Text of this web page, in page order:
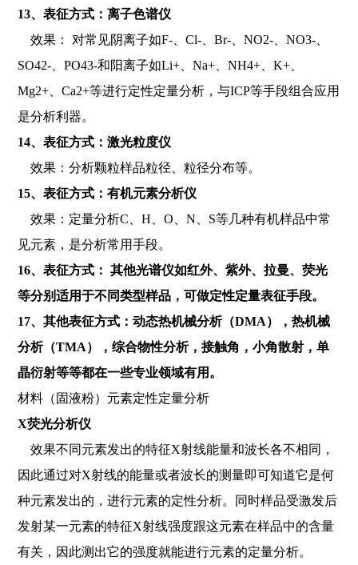
13、表征方式：离子色谱仪
效果： 对常见阴离子如F-、Cl-、Br-、NO2-、NO3-、
SO42-、PO43-和阳离子如Li+、Na+、NH4+、K+、
Mg2+、Ca2+等进行定性定量分析，与ICP等手段组合应用
是分析利器。
14、表征方式：激光粒度仪
效果：分析颗粒样品粒径、粒径分布等。
15、表征方式：有机元素分析仪
效果：定量分析C、H、O、N、S等几种有机样品中常
见元素，是分析常用手段。
16、表征方式： 其他光谱仪如红外、紫外、拉曼、荧光
等分别适用于不同类型样品，可做定性定量表征手段。
17、其他表征方式：动态热机械分析（DMA），热机械
分析（TMA），综合物性分析，接触角，小角散射，单
晶衍射等等都在一些专业领域有用。
材料（固液粉）元素定性定量分析
X荧光分析仪
效果不同元素发出的特征X射线能量和波长各不相同，
因此通过对X射线的能量或者波长的测量即可知道它是何
种元素发出的，进行元素的定性分析。同时样品受激发后
发射某一元素的特征X射线强度跟这元素在样品中的含量
有关，因此测出它的强度就能进行元素的定量分析。